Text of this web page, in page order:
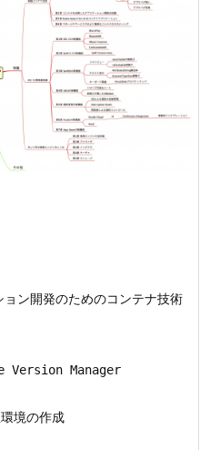
ン開発のためのコンテナ技術
Version Manager
境の作成